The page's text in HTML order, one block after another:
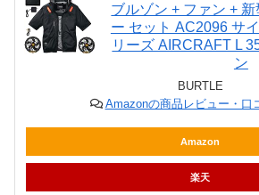
ブルゾン + ファン +
ー セット AC2096 サ
リーズ AIRCRAFT L
ン
BURTLE
Amazonの商品レビュー・口
Amazon
楽天